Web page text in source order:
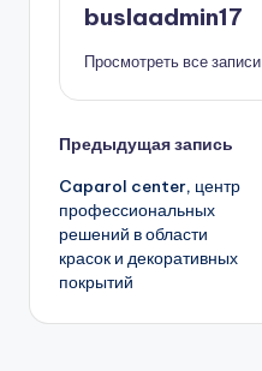
buslaadmin17
Просмотреть все записи
Навигация
записи
Предыдущая запись
Caparol center, центр
профессиональных
решений в области
красок и декоративных
покрытий